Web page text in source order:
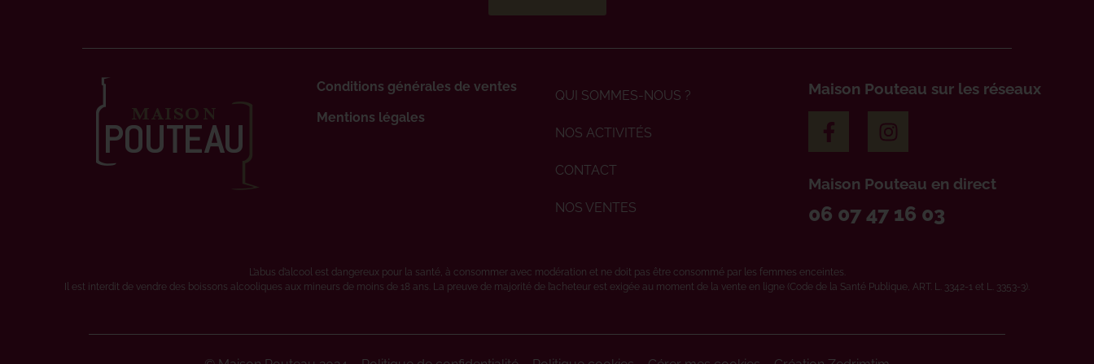
Conditions générales de ventes
Mentions légales
QUI SOMMES-NOUS ?
NOS ACTIVITÉS
CONTACT
NOS VENTES
Maison Pouteau sur les réseaux
Maison Pouteau en direct
06 07 47 16 03
L’abus d’alcool est dangereux pour la santé, à consommer avec modération et ne doit pas être consommé par les femmes enceintes.
Il est interdit de vendre des boissons alcooliques aux mineurs de moins de 18 ans. La preuve de majorité de l’acheteur est exigée au moment de la vente en ligne (Code de la Santé Publique, ART. L. 3342-1 et L. 3353-3).